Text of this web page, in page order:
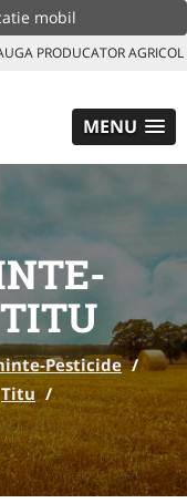
mobil
PRODUCATOR AGRICOL
MENU
Pesticide /
Titu /